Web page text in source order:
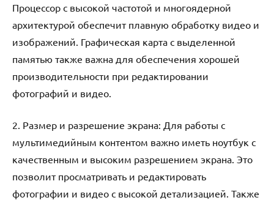
Процессор с высокой частотой и многоядерной
архитектурой обеспечит плавную обработку видео и
изображений. Графическая карта с выделенной
памятью также важна для обеспечения хорошей
производительности при редактировании
фотографий и видео.
2. Размер и разрешение экрана: Для работы с
мультимедийным контентом важно иметь ноутбук с
качественным и высоким разрешением экрана. Это
позволит просматривать и редактировать
фотографии и видео с высокой детализацией. Также